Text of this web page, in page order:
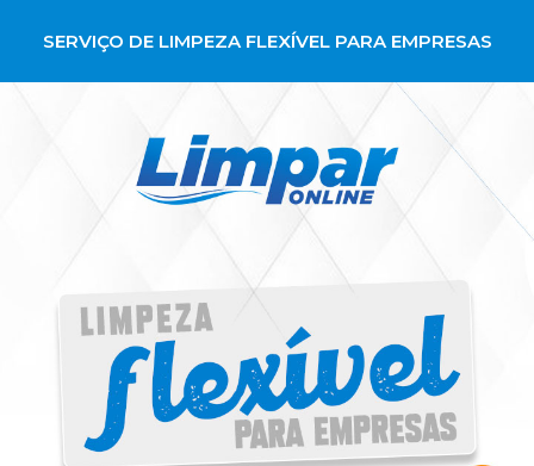
SERVIÇO DE LIMPEZA FLEXÍVEL PARA EMPRESAS